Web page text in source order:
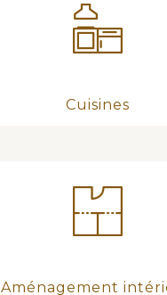
Cuisines
Aménagement